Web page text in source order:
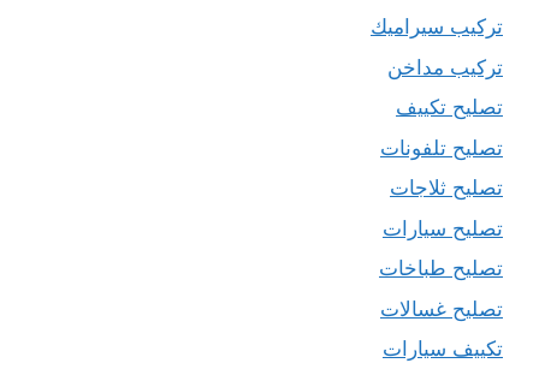
تركيب سيراميك
تركيب مداخن
تصليح تكييف
تصليح تلفونات
تصليح ثلاجات
تصليح سيارات
تصليح طباخات
تصليح غسالات
تكييف سيارات